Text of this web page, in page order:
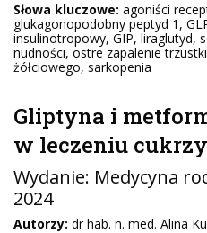
Słowa kluczowe: agoniści
glukagonopodobny peptyd 1,
insulinotropowy, GIP, liraglutyd,
nudności, ostre zapalenie
żółciowego, sarkopenia
Gliptyna i
w leczeniu
Wydanie: Medycyna
2024
Autorzy: dr hab. n. med. Alina